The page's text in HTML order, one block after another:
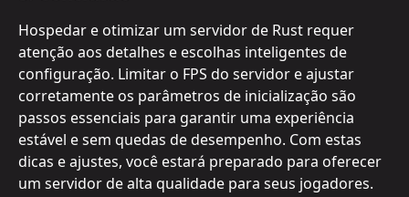
Hospedar e otimizar um servidor de Rust requer
atenção aos detalhes e escolhas inteligentes de
configuração. Limitar o FPS do servidor e ajustar
corretamente os parâmetros de inicialização são
passos essenciais para garantir uma experiência
estável e sem quedas de desempenho. Com estas
dicas e ajustes, você estará preparado para oferecer
um servidor de alta qualidade para seus jogadores.